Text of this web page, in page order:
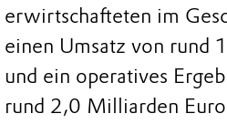
erwirtschafteten im
einen Umsatz von rund
und ein operatives
rund 2,0 Milliarden